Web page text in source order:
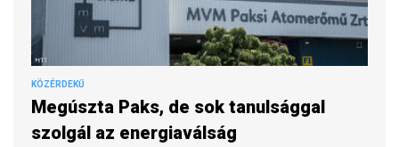
KÖZÉRDEKŰ
Megúszta Paks, de sok tanulsággal
szolgál az energiaválság